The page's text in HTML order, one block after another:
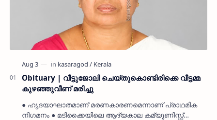
Obituary | വീട്ടുജോലി ചെയ്തുകൊണ്ടിരിക്കെ വീട്ടമ്മ
കുഴഞ്ഞുവീണ് മരിച്ചു
● ഹൃദയാഘാതമാണ് മരണകാരണമെന്നാണ് പ്രാഥമിക
നിഗമനം ● മടിക്കൈയിലെ ആദ്യകാല കമ്യൂണിസ്റ്റ്